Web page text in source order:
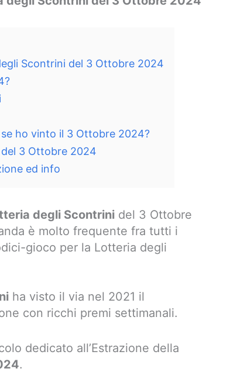
Scontrini del 3 Ottobre 2024
ho vinto il 3 Ottobre 2024?
3 Ottobre 2024
ed info
degli Scontrini del 3 Ottobre
è molto frequente fra tutti i
gioco per la Lotteria degli
ha visto il via nel 2021 il
con ricchi premi settimanali.
dedicato all’Estrazione della
.